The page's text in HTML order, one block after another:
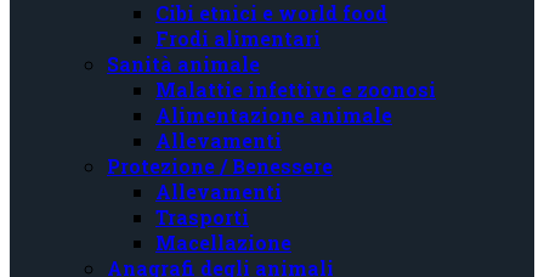
Cibi etnici e world food
Frodi alimentari
Sanità animale
Malattie infettive e zoonosi
Alimentazione animale
Allevamenti
Protezione / Benessere
Allevamenti
Trasporti
Macellazione
Anagrafi degli animali